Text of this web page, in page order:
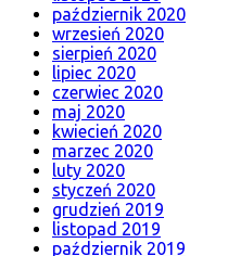
październik 2020
wrzesień 2020
sierpień 2020
lipiec 2020
czerwiec 2020
maj 2020
kwiecień 2020
marzec 2020
luty 2020
styczeń 2020
grudzień 2019
listopad 2019
październik 2019